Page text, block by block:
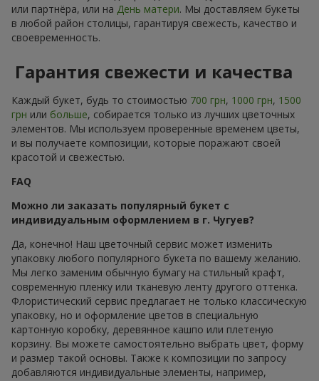
или партнёра, или на День матери. Мы доставляем букеты
в любой район столицы, гарантируя свежесть, качество и
своевременность.
Гарантия свежести и качества
Каждый букет, будь то стоимостью 700 грн, 1000 грн, 1500
грн или больше, собирается только из лучших цветочных
элементов. Мы используем проверенные временем цветы,
и вы получаете композиции, которые поражают своей
красотой и свежестью.
FAQ
Можно ли заказать популярный букет с
индивидуальным оформлением в г. Чугуев?
Да, конечно! Наш цветочный сервис может изменить
упаковку любого популярного букета по вашему желанию.
Мы легко заменим обычную бумагу на стильный крафт,
современную пленку или тканевую ленту другого оттенка.
Флористический сервис предлагает не только классическую
упаковку, но и оформление цветов в специальную
картонную коробку, деревянное кашпо или плетеную
корзину. Вы можете самостоятельно выбрать цвет, форму
и размер такой основы. Также к композиции по запросу
добавляются индивидуальные элементы, например,